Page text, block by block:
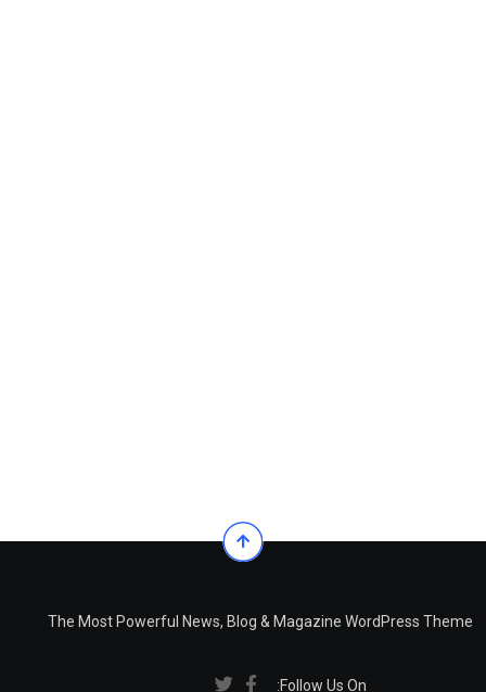
The Most Powerful News, Blog & Magazine WordPress Theme
Follow Us On: